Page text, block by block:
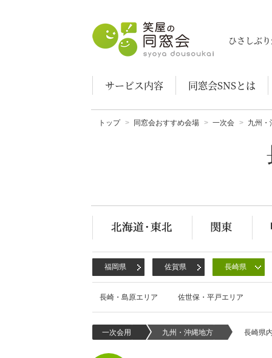
笑屋の同窓会
ひさしぶ
サービス内容 同窓会SNSとは
トップ 同窓会おすすめ会場 一次会 九州・
福岡県 佐賀県 長崎県
長崎・島原エリア 佐世保・平戸エリア
一次会用 九州・沖縄地方 長崎県